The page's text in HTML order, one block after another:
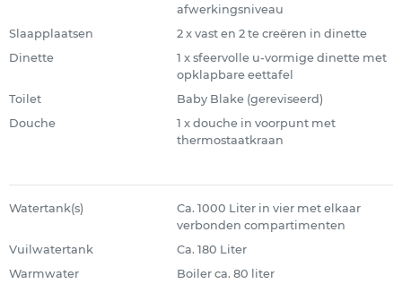
afwerkingsniveau
Slaapplaatsen
2 x vast en 2 te creëren in dinette
Dinette
1 x sfeervolle u-vormige dinette met
opklapbare eettafel
Toilet
Baby Blake (gereviseerd)
Douche
1 x douche in voorpunt met
thermostaatkraan
Watertank(s)
Ca. 1000 Liter in vier met elkaar
verbonden compartimenten
Vuilwatertank
Ca. 180 Liter
Warmwater
Boiler ca. 80 liter